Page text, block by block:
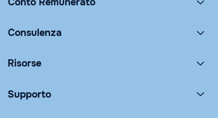
Consulenza
Risorse
Supporto